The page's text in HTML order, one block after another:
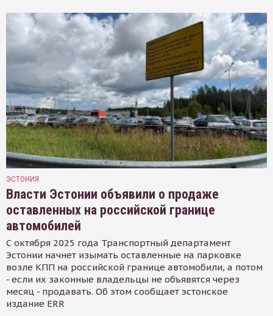
ЭСТОНИЯ
Власти Эстонии объявили о продаже
оставленных на российской границе
автомобилей
С октября 2025 года Транспортный департамент
Эстонии начнет изымать оставленные на парковке
возле КПП на российской границе автомобили, а потом
- если их законные владельцы не объявятся через
месяц - продавать. Об этом сообщает эстонское
издание ERR